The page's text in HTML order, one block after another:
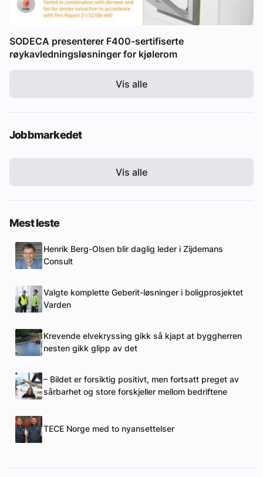
SODECA presenterer F400-sertifiserte
røykavledningsløsninger for kjølerom
Vis alle
Jobbmarkedet
Vis alle
Mest leste
Henrik Berg-Olsen blir daglig leder i Zijdemans
Consult
Valgte komplette Geberit-løsninger i boligprosjektet
Varden
Krevende elvekryssing gikk så kjapt at byggherren
nesten gikk glipp av det
– Bildet er forsiktig positivt, men fortsatt preget av
sårbarhet og store forskjeller mellom bedriftene
TECE Norge med to nyansettelser